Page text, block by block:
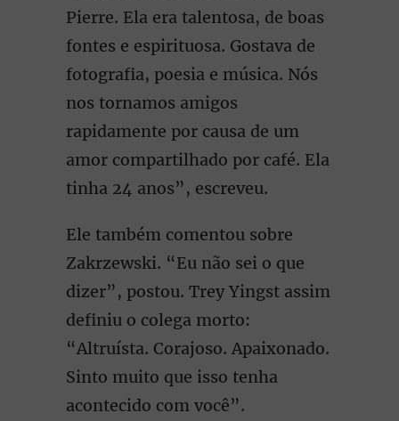
Pierre. Ela era talentosa, de boas
fontes e espirituosa. Gostava de
fotografia, poesia e música. Nós
nos tornamos amigos
rapidamente por causa de um
amor compartilhado por café. Ela
tinha 24 anos”, escreveu.
Ele também comentou sobre
Zakrzewski. “Eu não sei o que
dizer”, postou. Trey Yingst assim
definiu o colega morto:
“Altruísta. Corajoso. Apaixonado.
Sinto muito que isso tenha
acontecido com você”.